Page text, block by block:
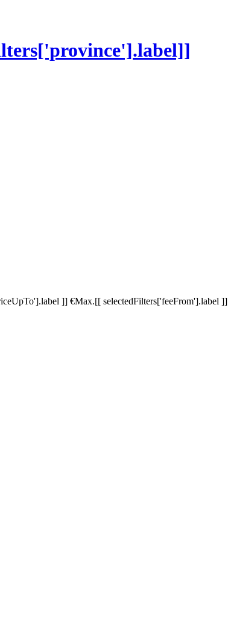
]] €Max.[[ selectedFilters['feeFrom'].label ]]